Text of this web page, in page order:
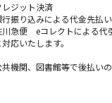
レジット決済
振り込みによる代金先払
川急便 eコレクトによる代
対応いたします。
共機関、図書館等で後払い